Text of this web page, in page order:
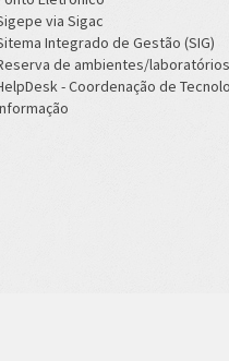
via Sigac
Integrado de Gestão (SIG)
de ambientes/laboratórios
- Coordenação de